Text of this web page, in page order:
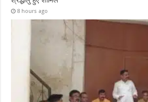
8 hours ago